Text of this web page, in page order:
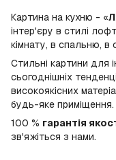
Картина на кухню - «
інтер'єру в стилі
кімнату, в спальню, в
Стильні картини для
сьогоднішніх
високоякісних
будь-яке
100 % гарантія
зв'яжіться з нами.